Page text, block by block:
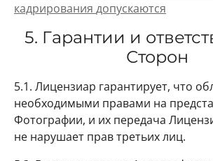
кадрирования допускаются
5. Гарантии и
Сторон
5.1. Лицензиар гарантирует, что
необходимыми правами на
Фотографии, и их передача
не нарушает прав третьих лиц.